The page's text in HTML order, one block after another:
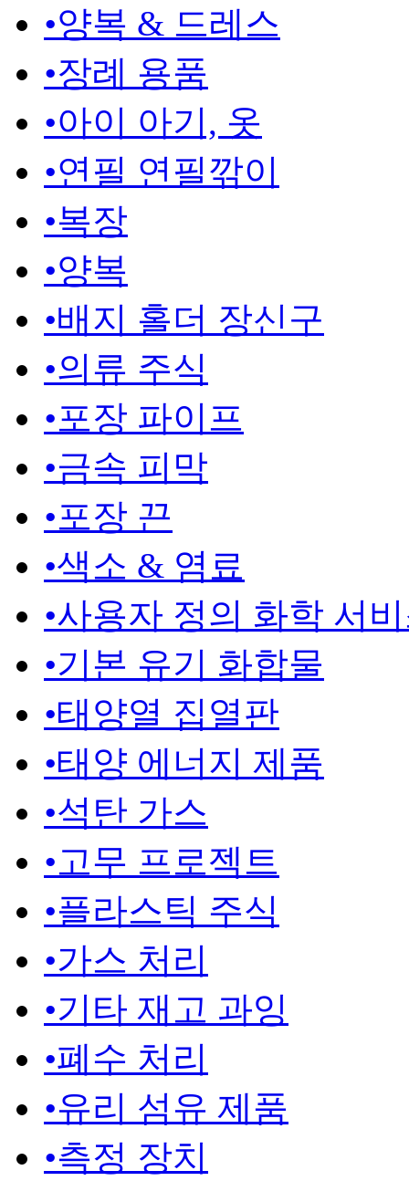
•양복 & 드레스
•장례 용품
•아이 아기, 옷
•연필 연필깎이
•복장
•양복
•배지 홀더 장신구
•의류 주식
•포장 파이프
•금속 피막
•포장 끈
•색소 & 염료
•사용자 정의 화학 서
•기본 유기 화합물
•태양열 집열판
•태양 에너지 제품
•석탄 가스
•고무 프로젝트
•플라스틱 주식
•가스 처리
•기타 재고 과잉
•폐수 처리
•유리 섬유 제품
•측정 장치